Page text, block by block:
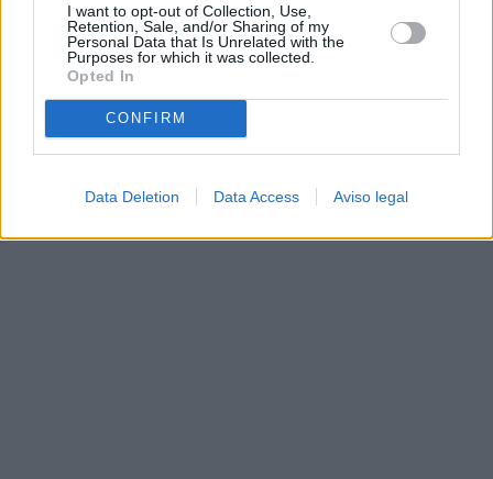
I want to opt-out of Collection, Use,
Retention, Sale, and/or Sharing of my
Personal Data that Is Unrelated with the
Purposes for which it was collected.
Opted In
CONFIRM
Data Deletion Data Access Aviso legal